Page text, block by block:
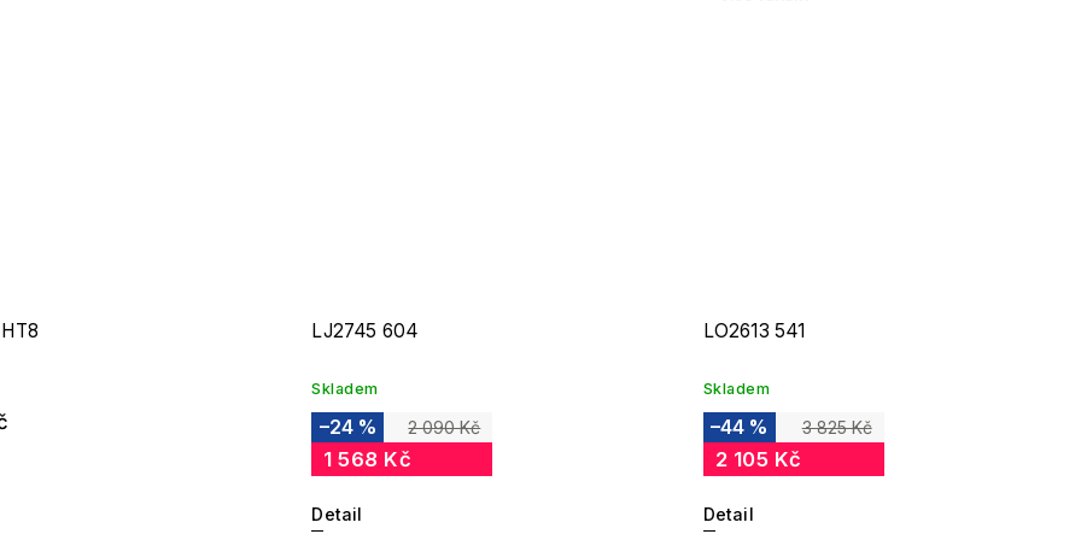
LJ2745 604
Skladem
2 090 Kč
–24 %
1 568 Kč
Detail
LO2613 541
Skladem
3 825 Kč
–44 %
2 105 Kč
Detail